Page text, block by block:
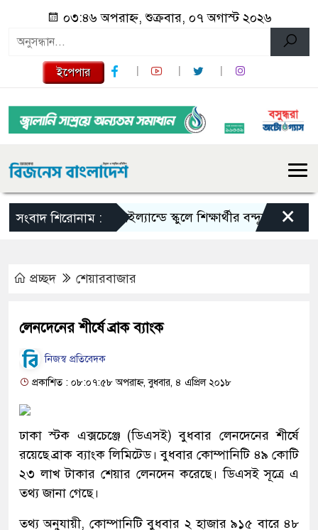
০৩:৪৬ অপরাহ্ন, শুক্রবার, ০৭ অগাস্ট ২০২৬
ইপেপার
সংবাদ শিরোনাম :থাইল্যান্ডে স্কুলে শিক্ষার্থীর বন্দুক হামলা,
×
প্রচ্ছদ শেয়ারবাজার
লেনদেনের শীর্ষে ব্রাক ব্যাংক
নিজস্ব প্রতিবেদক
প্রকাশিত : ০৮:০৭:৫৮ অপরাহ্ন, বুধবার, ৪ এপ্রিল ২০১৮
ঢাকা স্টক এক্সচেঞ্জে (ডিএসই) বুধবার লেনদেনের শীর্ষে
রয়েছে ব্রাক ব্যাংক লিমিটেড। বুধবার কোম্পানিটি ৪৯ কোটি
২৩ লাখ টাকার শেয়ার লেনদেন করেছে। ডিএসই সূত্রে এ
তথ্য জানা গেছে।
তথ্য অনুযায়ী, কোম্পানিটি বুধবার ২ হাজার ৯১৫ বারে ৪৮